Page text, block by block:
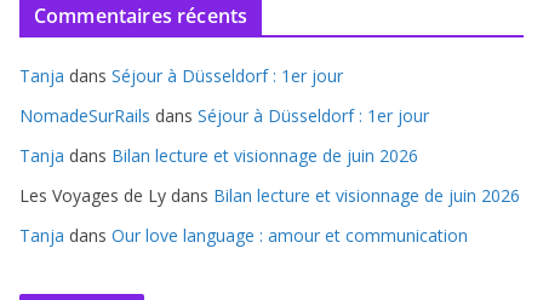
Commentaires récents
Tanja dans Séjour à Düsseldorf : 1er jour
NomadeSurRails dans Séjour à Düsseldorf : 1er jour
Tanja dans Bilan lecture et visionnage de juin 2026
Les Voyages de Ly dans Bilan lecture et visionnage de juin 2026
Tanja dans Our love language : amour et communication